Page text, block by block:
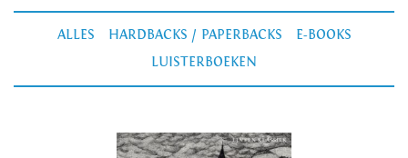
ALLES HARDBACKS / PAPERBACKS
E-BOOKS
LUISTERBOEKEN